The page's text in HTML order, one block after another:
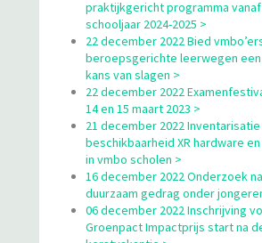
praktijkgericht programma vanaf
schooljaar 2024-2025 >
22 december 2022 Bied
beroepsgerichte leerwegen
kans van slagen >
22 december 2022
14 en 15 maart 2023 >
21 december 2022 Inventarisatie
beschikbaarheid XR hardware
in vmbo scholen >
16 december 2022 Onderzoek
duurzaam gedrag onder
06 december 2022 Inschrijving
Groenpact Impactprijs start na